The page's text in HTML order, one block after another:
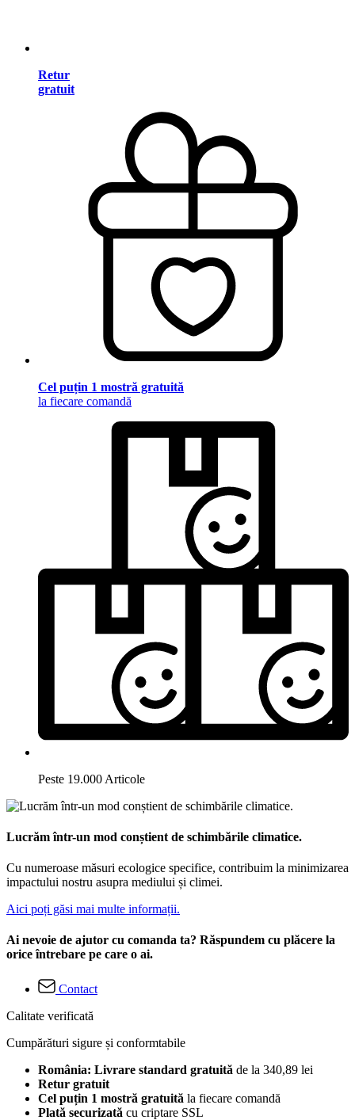
Retur
gratuit
Cel puțin 1 mostră gratuită
la fiecare comandă
Peste 19.000 Articole
Lucrăm într-un mod conștient de schimbările climatice.
Cu numeroase măsuri ecologice specifice, contribuim la minimizarea
impactului nostru asupra mediului și climei.
Aici poți găsi mai multe informații.
Ai nevoie de ajutor cu comanda ta? Răspundem cu plăcere la
orice întrebare pe care o ai.
Contact
Calitate verificată
Cumpărături sigure și conformtabile
România: Livrare standard gratuită de la 340,89 lei
Retur gratuit
Cel puțin 1 mostră gratuită la fiecare comandă
Plată securizată cu criptare SSL